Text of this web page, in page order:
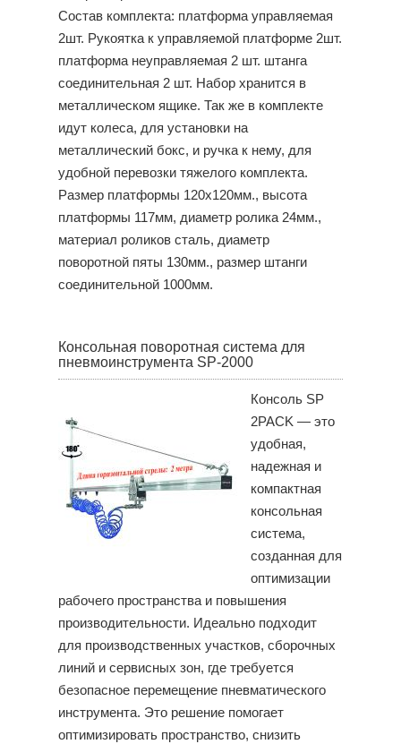
Состав комплекта: платформа управляемая
2шт. Рукоятка к управляемой платформе 2шт.
платформа неуправляемая 2 шт. штанга
соединительная 2 шт. Набор хранится в
металлическом ящике. Так же в комплекте
идут колеса, для установки на
металлический бокс, и ручка к нему, для
удобной перевозки тяжелого комплекта.
Размер платформы 120х120мм., высота
платформы 117мм, диаметр ролика 24мм.,
материал роликов сталь, диаметр
поворотной пяты 130мм., размер штанги
соединительной 1000мм.
Консольная поворотная система для
пневмоинструмента SP-2000
Консоль SP
2PACK — это
удобная,
надежная и
компактная
консольная
система,
созданная для
оптимизации
рабочего пространства и повышения
производительности. Идеально подходит
для производственных участков, сборочных
линий и сервисных зон, где требуется
безопасное перемещение пневматического
инструмента. Это решение помогает
оптимизировать пространство, снизить